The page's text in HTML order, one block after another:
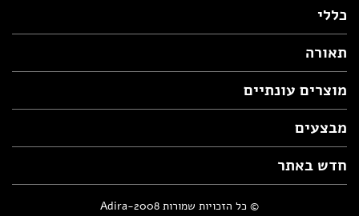
כללי
תאורה
מוצרים עונתיים
מבצעים
חדש באתר
© כל הזכויות שמורות Adira-2008